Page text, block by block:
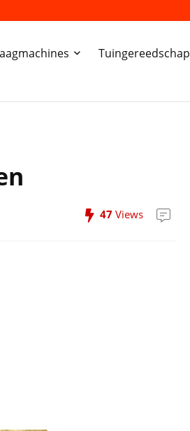
Tuingereedschap
47 Views